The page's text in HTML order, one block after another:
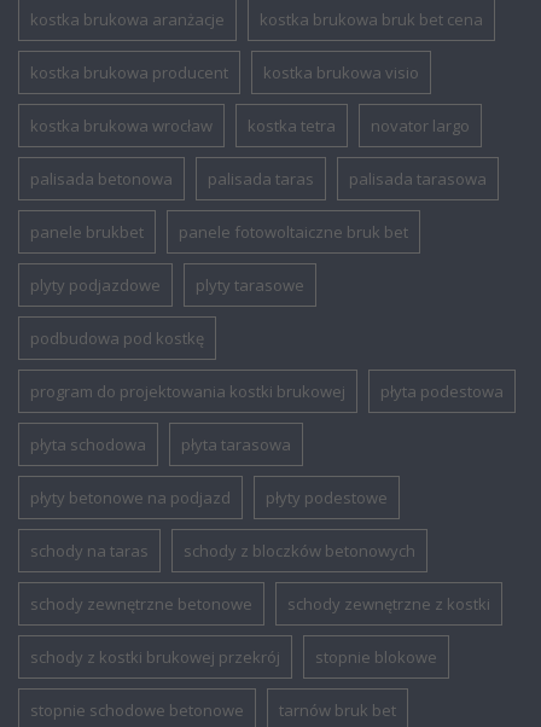
kostka brukowa aranżacje kostka brukowa bruk bet cena
kostka brukowa producent kostka brukowa visio
kostka brukowa wrocław kostka tetra novator largo
palisada betonowa palisada taras palisada tarasowa
panele brukbet panele fotowoltaiczne bruk bet
plyty podjazdowe plyty tarasowe
podbudowa pod kostkę
program do projektowania kostki brukowej płyta podestowa
płyta schodowa płyta tarasowa
płyty betonowe na podjazd płyty podestowe
schody na taras schody z bloczków betonowych
schody zewnętrzne betonowe schody zewnętrzne z kostki
schody z kostki brukowej przekrój stopnie blokowe
stopnie schodowe betonowe tarnów bruk bet